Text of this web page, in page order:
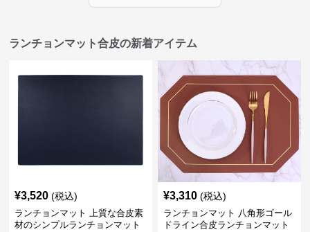
ランチョンマット合皮の新着アイテム
¥3,520 (税込)
ランチョンマット 上質な合皮素
材のシンプルランチョンマット
¥3,310 (税込)
ランチョンマット 八角形ゴール
ドライン合皮ランチョンマット